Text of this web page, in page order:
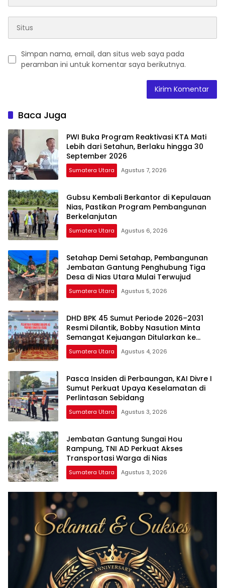
Simpan nama, email, dan situs web saya pada
peramban ini untuk komentar saya berikutnya.
Baca Juga
PWI Buka Program Reaktivasi KTA Mati
Lebih dari Setahun, Berlaku hingga 30
September 2026
Sumatera Utara Agustus 7, 2026
Gubsu Kembali Berkantor di Kepulauan
Nias, Pastikan Program Pembangunan
Berkelanjutan
Sumatera Utara Agustus 6, 2026
Setahap Demi Setahap, Pembangunan
Jembatan Gantung Penghubung Tiga
Desa di Nias Utara Mulai Terwujud
Sumatera Utara Agustus 5, 2026
DHD BPK 45 Sumut Periode 2026–2031
Resmi Dilantik, Bobby Nasution Minta
Semangat Kejuangan Ditularkan ke
Generasi Muda
Sumatera Utara Agustus 4, 2026
Pasca Insiden di Perbaungan, KAI Divre I
Sumut Perkuat Upaya Keselamatan di
Perlintasan Sebidang
Sumatera Utara Agustus 3, 2026
Jembatan Gantung Sungai Hou
Rampung, TNI AD Perkuat Akses
Transportasi Warga di Nias
Sumatera Utara Agustus 3, 2026